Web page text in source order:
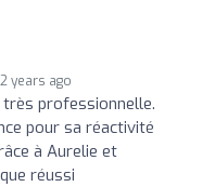
2 years ago
très professionnelle.
pour sa réactivité
à Aurelie et
réussi